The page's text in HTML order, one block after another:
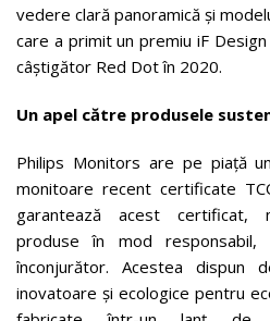
vedere clară panoramică și
care a primit un premiu iF
câștigător Red Dot în 2020.
Un apel către produsele
Philips Monitors are pe piață
monitoare recent certificate
garantează acest certificat,
produse în mod
înconjurător. Acestea
inovatoare și ecologice pentru